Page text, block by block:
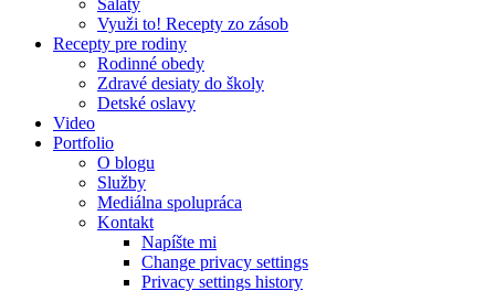
Šaláty
Využi to! Recepty zo zásob
Recepty pre rodiny
Rodinné obedy
Zdravé desiaty do školy
Detské oslavy
Video
Portfolio
O blogu
Služby
Mediálna spolupráca
Kontakt
Napíšte mi
Change privacy settings
Privacy settings history